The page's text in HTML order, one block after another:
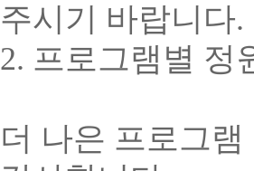
주시기 바랍니다.
2. 프로그램별 정
더 나은 프로그